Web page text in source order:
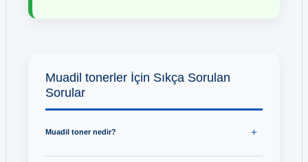
Muadil tonerler İçin Sıkça Sorulan
Sorular
Muadil toner nedir?